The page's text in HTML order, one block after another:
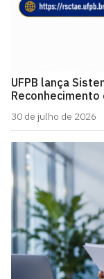
UFPB lança
30 de julho de 2026